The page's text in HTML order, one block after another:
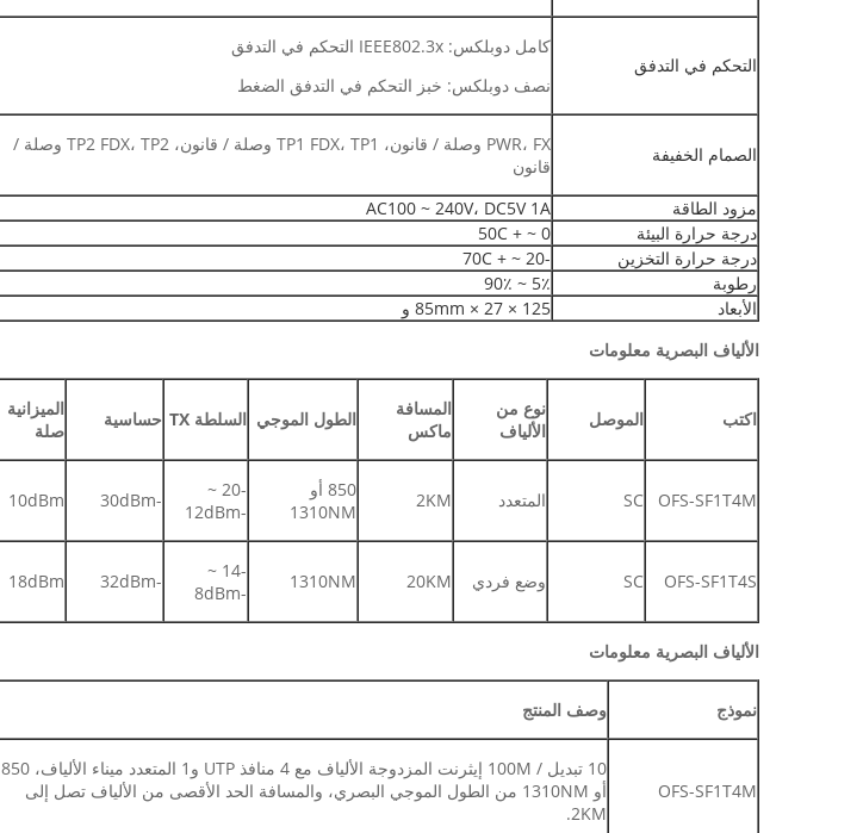
التحكم في التدفق
كامل دوبلكس: IEEE802.3x التحكم في التدفق
نصف دوبلكس: خبز التحكم في التدفق الضغط
الصمام الخفيفة
PWR، FX وصلة / قانون، TP1 FDX، TP1 وصلة / قانون، TP2 FDX، TP2 وصلة /
قانون
مزود الطاقة
AC100 ~ 240V، DC5V 1A
درجة حرارة البيئة
0 ~ + 50C
درجة حرارة التخزين
-20 ~ + 70C
رطوبة
5٪ ~ 90٪
الأبعاد
125 × 27 × 85mm و
الألياف البصرية معلومات
اكتب الموصل
نوع من
الألياف
المسافة
ماكس
الطول الموجي السلطة TX حساسية
الميزانية
صلة
OFS-SF1T4M
SC المتعدد 2KM
850 أو
1310NM
-20 ~
-12dBm
-30dBm
10dBm
OFS-SF1T4S
SC وضع فردي 20KM
1310NM
-14 ~
-8dBm
-32dBm
18dBm
الألياف البصرية معلومات
نموذج وصف المنتج
OFS-SF1T4M
10 تبديل / 100M إيثرنت المزدوجة الألياف مع 4 منافذ UTP و1 المتعدد ميناء الألياف، 850
أو 1310NM من الطول الموجي البصري، والمسافة الحد الأقصى من الألياف تصل إلى
2KM.